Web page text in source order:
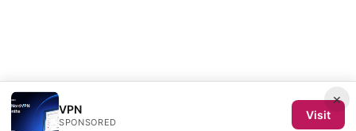
×
VPN
SPONSORED
Visit